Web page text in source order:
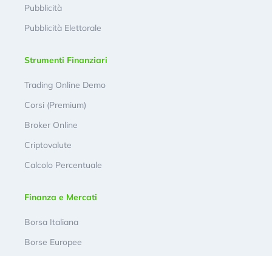
Pubblicità
Pubblicità Elettorale
Strumenti Finanziari
Trading Online Demo
Corsi (Premium)
Broker Online
Criptovalute
Calcolo Percentuale
Finanza e Mercati
Borsa Italiana
Borse Europee